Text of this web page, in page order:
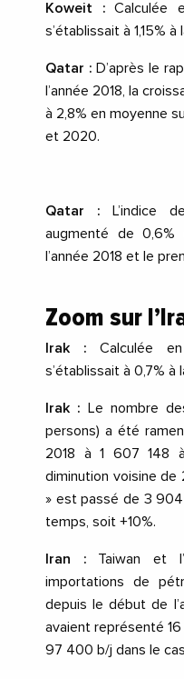
Koweit :Calculée
s’établissait à 1,15%
Qatar : D’après le
l’année 2018, la
à 2,8% en moyenne
et 2020.
Qatar : L’indice
augmenté de
l’année 2018 et le
Zoom sur
Irak :Calculée en
s’établissait à 0,7% à
Irak : Le nombre
persons) a été
2018 à 1 607 148
diminution voisine de
» est passé de 3
temps, soit +10%.
Iran :Taiwan et
importations de
depuis le début de
avaient représenté
97 400 b/j dans le